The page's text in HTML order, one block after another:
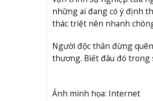
những ai đang có ý định
thác triệt nên nhanh
Người độc thân đừng
thương. Biết đâu đó trong
Ảnh minh họa: Internet